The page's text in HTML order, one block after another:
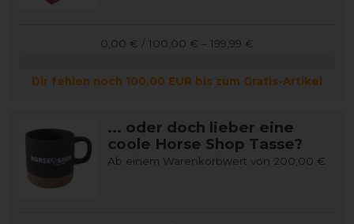
0,00 € / 100,00 € – 199,99 €
Dir fehlen noch 100,00 EUR bis zum Gratis-Artikel
... oder doch lieber eine
coole Horse Shop Tasse?
Ab einem Warenkorbwert von 200,00 €